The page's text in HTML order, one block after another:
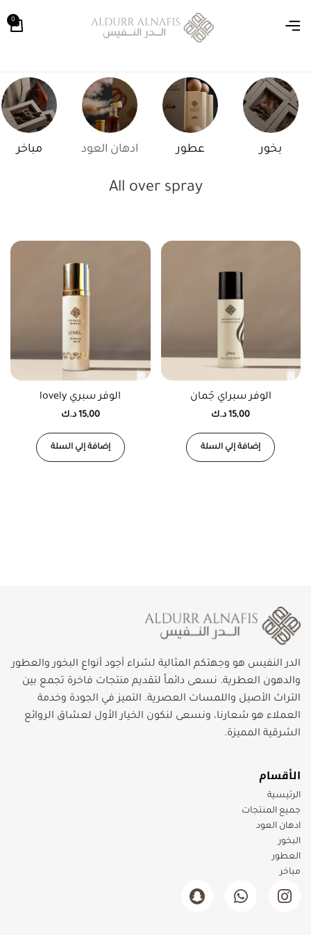
0
بخور عطور ادهان العود مباخر
All over spray
الوفر سبراي جُمان
15,00 د.ك
إضافة إلي السلة
الوفر سبري lovely
15,00 د.ك
إضافة إلي السلة
الدر النفيس هو وجهتكم المثالية لشراء أجود أنواع البخور والعطور
والدهون العطرية. نسعى دائماً لتقديم منتجات فاخرة تجمع بين
التراث الأصيل واللمسات العصرية. التميز في الجودة وخدمة
العملاء هو شعارنا، ونسعى لنكون الخيار الأول لعشاق الروائع
الشرقية المميزة.
الأقسام
الرئيسية
جميع المنتجات
ادهان العود
البخور
العطور
مباخر